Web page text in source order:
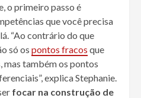
o primeiro passo é
que você precisa
“Ao contrário do que
só os pontos fracos que
mas também os pontos
explica Stephanie.
focar na construção de